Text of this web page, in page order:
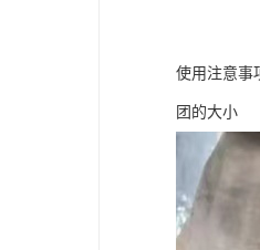
使用注意事
团的大小